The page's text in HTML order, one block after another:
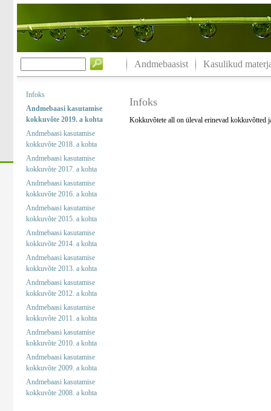
Andmebaasist Kasulikud
Infoks
Andmebaasi kasutamise
kokkuvõte 2019. a kohta
Andmebaasi kasutamise
kokkuvõte 2018. a kohta
Andmebaasi kasutamise
kokkuvõte 2017. a kohta
Andmebaasi kasutamise
kokkuvõte 2016. a kohta
Andmebaasi kasutamise
kokkuvõte 2015. a kohta
Andmebaasi kasutamise
kokkuvõte 2014. a kohta
Andmebaasi kasutamise
kokkuvõte 2013. a kohta
Andmebaasi kasutamise
kokkuvõte 2012. a kohta
Andmebaasi kasutamise
kokkuvõte 2011. a kohta
Andmebaasi kasutamise
kokkuvõte 2010. a kohta
Andmebaasi kasutamise
kokkuvõte 2009. a kohta
Andmebaasi kasutamise
kokkuvõte 2008. a kohta
Infoks
Kokkuvõtete all on üleval erinevad kokkuvõtted